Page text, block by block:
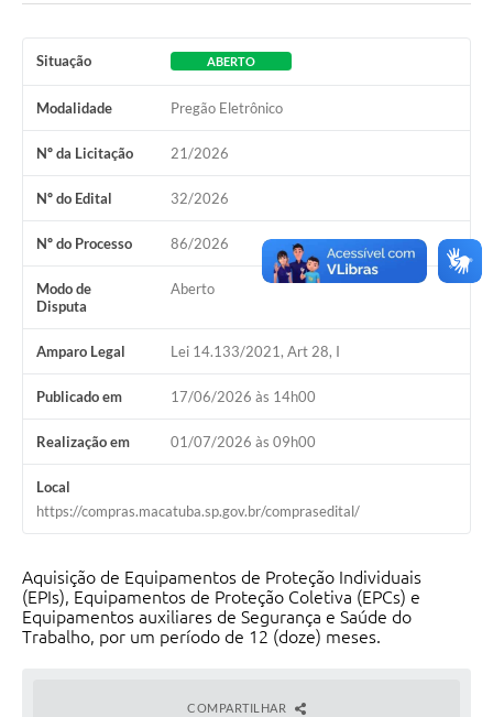
Situação ABERTO
Modalidade Pregão Eletrônico
Nº da Licitação 21/2026
Nº do Edital 32/2026
Nº do Processo 86/2026
Modo de
Disputa
Aberto
Amparo Legal Lei 14.133/2021, Art 28, I
Publicado em 17/06/2026 às 14h00
Realização em 01/07/2026 às 09h00
Local
https://compras.macatuba.sp.gov.br/comprasedital/
Aquisição de Equipamentos de Proteção Individuais
(EPIs), Equipamentos de Proteção Coletiva (EPCs) e
Equipamentos auxiliares de Segurança e Saúde do
Trabalho, por um período de 12 (doze) meses.
COMPARTILHAR